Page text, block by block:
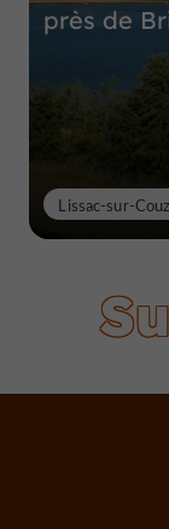
près de
Lissac-sur-